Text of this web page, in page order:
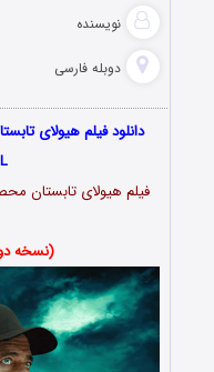
نویسنده
دوبله فارسی
(نسخه